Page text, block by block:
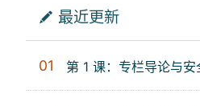
最近更新
01 第 1 课：专栏导论与安